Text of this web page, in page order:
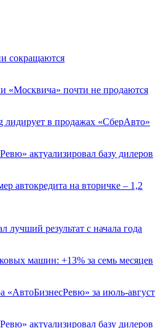
сокращаются
«Москвича» почти не продаются
лидирует в продажах «СберАвто»
актуализировал базу дилеров
автокредита на вторичке – 1,2
лучший результат с начала года
машин: +13% за семь месяцев
«АвтоБизнесРевю» за июль-август
актуализировал базу дилеров